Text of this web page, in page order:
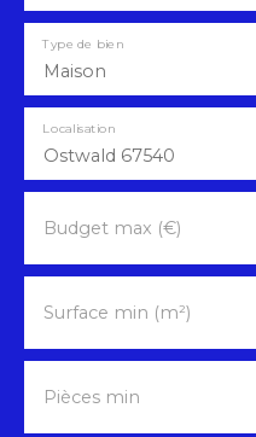
Maison
Type de bien
Ostwald 67540
Localisation
Budget max (€)
Surface min (m²)
Pièces min